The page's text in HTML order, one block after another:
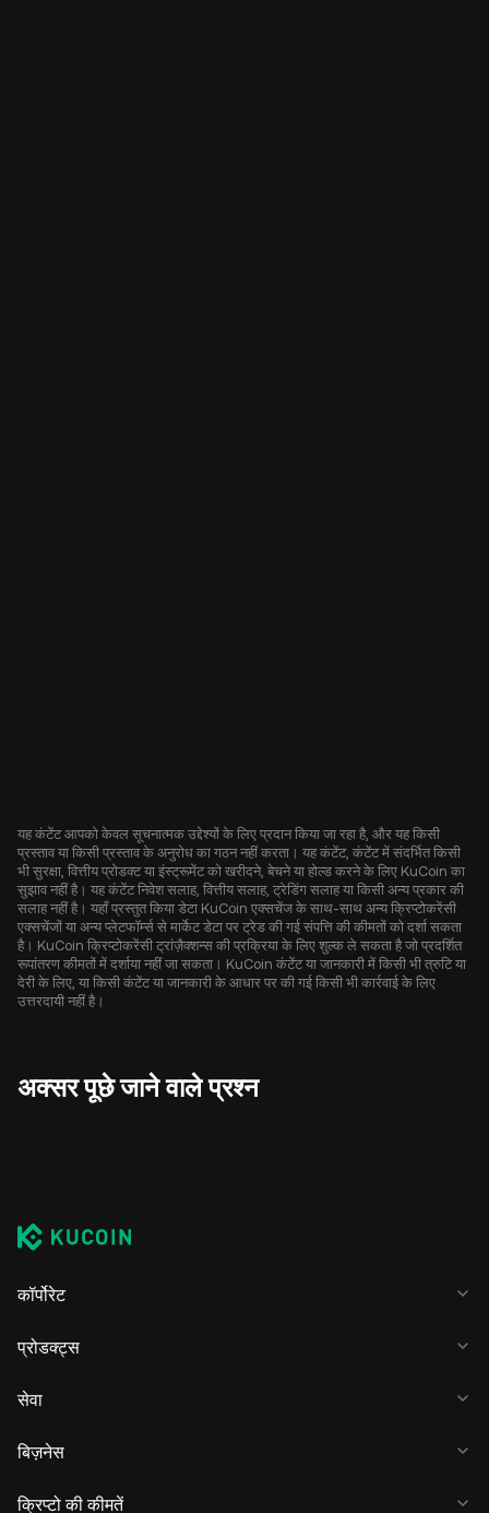
यह कंटेंट आपको केवल सूचनात्मक उद्देश्यों के लिए प्रदान किया जा रहा है, और यह किसी
प्रस्ताव या किसी प्रस्ताव के अनुरोध का गठन नहीं करता। यह कंटेंट, कंटेंट में संदर्भित किसी
भी सुरक्षा, वित्तीय प्रोडक्ट या इंस्ट्रूमेंट को खरीदने, बेचने या होल्ड करने के लिए KuCoin का
सुझाव नहीं है। यह कंटेंट निवेश सलाह, वित्तीय सलाह, ट्रेडिंग सलाह या किसी अन्य प्रकार की
सलाह नहीं है। यहाँ प्रस्तुत किया डेटा KuCoin एक्सचेंज के साथ-साथ अन्य क्रिप्टोकरेंसी
एक्सचेंजों या अन्य प्लेटफॉर्म्स से मार्केट डेटा पर ट्रेड की गई संपत्ति की कीमतों को दर्शा सकता
है। KuCoin क्रिप्टोकरेंसी ट्रांज़ैक्शन्स की प्रक्रिया के लिए शुल्क ले सकता है जो प्रदर्शित
रूपांतरण कीमतों में दर्शाया नहीं जा सकता। KuCoin कंटेंट या जानकारी में किसी भी त्रुटि या
देरी के लिए, या किसी कंटेंट या जानकारी के आधार पर की गई किसी भी कार्रवाई के लिए
उत्तरदायी नहीं है।
अक्सर पूछे जाने वाले प्रश्न
कॉर्पोरेट
प्रोडक्ट्स
सेवा
बिज़नेस
क्रिप्टो की कीमतें